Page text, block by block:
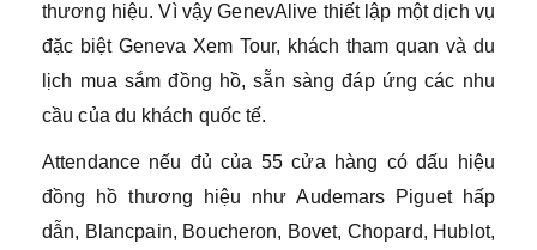
thương hiệu. Vì vậy GenevAlive thiết lập một dịch vụ
đặc biệt Geneva Xem Tour, khách tham quan và du
lịch mua sắm đồng hồ, sẵn sàng đáp ứng các nhu
cầu của du khách quốc tế.
Attendance nếu đủ của 55 cửa hàng có dấu hiệu
đồng hồ thương hiệu như Audemars Piguet hấp
dẫn, Blancpain, Boucheron, Bovet, Chopard, Hublot,